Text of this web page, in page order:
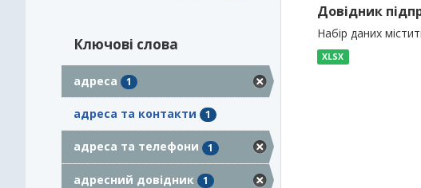
Ключові слова
адреса 1
адреса та контакти 1
адреса та телефони 1
адресний довідник 1
Довідник
Набір даних
XLSX